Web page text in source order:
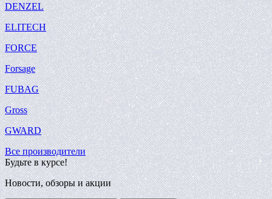
DENZEL
ELITECH
FORCE
Forsage
FUBAG
Gross
GWARD
Все производители
Будьте в курсе!
Новости, обзоры и акции